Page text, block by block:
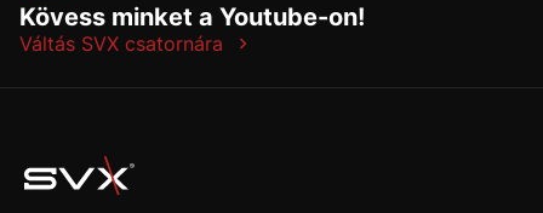
Kövess minket a Youtube-on!
Váltás SVX csatornára